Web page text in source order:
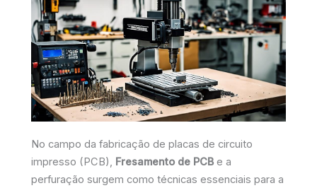
No campo da fabricação de placas de circuito
impresso (PCB), Fresamento de PCB e a
perfuração surgem como técnicas essenciais para a